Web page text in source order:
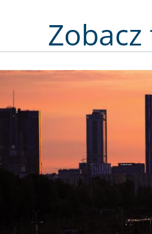
Zobacz
Obraz